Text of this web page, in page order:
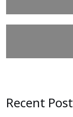
Recent Post